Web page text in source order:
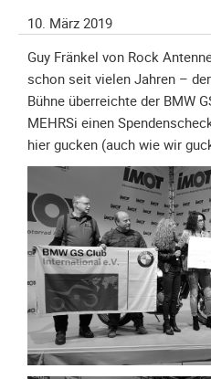
für
MEHRSi
Unterstützen
Spendenkonto
Förderer
werden
Fördererdaten
ändern
Gewerbliche
Förderer
Flyer
+
Infokarte
Achte
10. März 2019
Guy Fränkel von Rock
schon seit vielen Jahren –
Bühne überreichte der BMW
MEHRSi einen
hier gucken (auch wie wir